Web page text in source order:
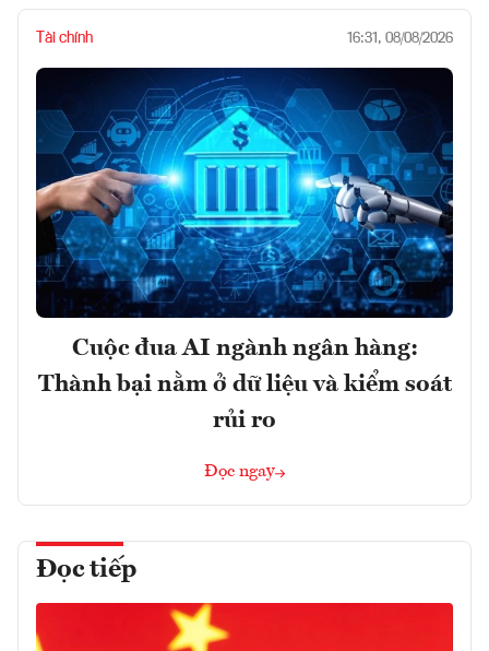
Tài chính 16:31, 08/08/2026
Cuộc đua AI ngành ngân hàng:
Thành bại nằm ở dữ liệu và kiểm soát
rủi ro
Đọc ngay
Đọc tiếp